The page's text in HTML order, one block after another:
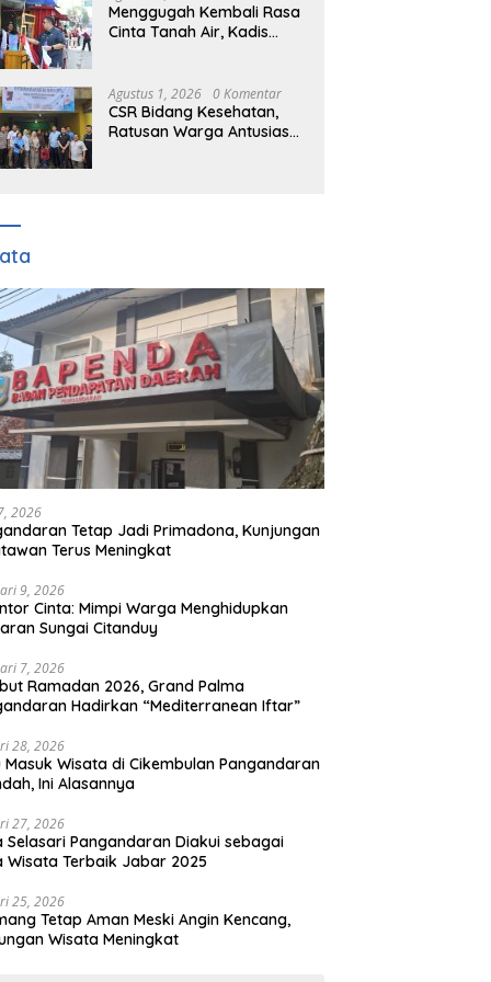
Menggugah Kembali Rasa
Cinta Tanah Air, Kadis
Cigombong Bagi Bagi
Bendera Merah Putih
Kepada Masyarakat Dan
Agustus 1, 2026 0 Komentar
CSR Bidang Kesehatan,
Ratusan Warga Antusias
2026
Tetap Jadi Primadona, Kunjungan
Terus Meningkat
9, 2026
Cinta: Mimpi Warga Menghidupkan
Sungai Citanduy
7, 2026
Ramadan 2026, Grand Palma
Hadirkan “Mediterranean Iftar”
28, 2026
Masuk Wisata di Cikembulan Pangandaran
Ini Alasannya
27, 2026
Selasari Pangandaran Diakui sebagai
Wisata Terbaik Jabar 2025
25, 2026
Tetap Aman Meski Angin Kencang,
Wisata Meningkat